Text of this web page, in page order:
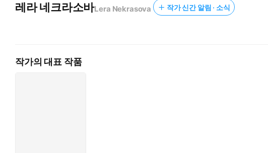
마침내… 소련 태생의 ‘레라’라는 여자아이로 태어나 자란 그녀는 몇 년 전
이 세세히 정리되어 담겨 있는, 그리하여 읽고 나면 사후세계에 대한 걱정이
레라 네크라소바Lera Nekrasova 작가 신간 알림 · 소식
작가의 대표 작품